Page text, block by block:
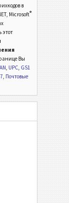
в
Microsoft®
этот
Вы
, UPC, GS1
, Почтовые